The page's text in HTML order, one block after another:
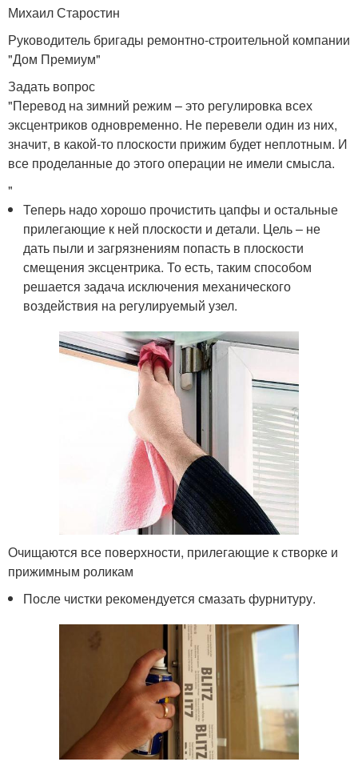
Михаил Старостин
Руководитель бригады ремонтно-строительной компании
"Дом Премиум"
Задать вопрос
"Перевод на зимний режим – это регулировка всех
эксцентриков одновременно. Не перевели один из них,
значит, в какой-то плоскости прижим будет неплотным. И
все проделанные до этого операции не имели смысла.
"
Теперь надо хорошо прочистить цапфы и остальные
прилегающие к ней плоскости и детали. Цель – не
дать пыли и загрязнениям попасть в плоскости
смещения эксцентрика. То есть, таким способом
решается задача исключения механического
воздействия на регулируемый узел.
Очищаются все поверхности, прилегающие к створке и
прижимным роликам
После чистки рекомендуется смазать фурнитуру.